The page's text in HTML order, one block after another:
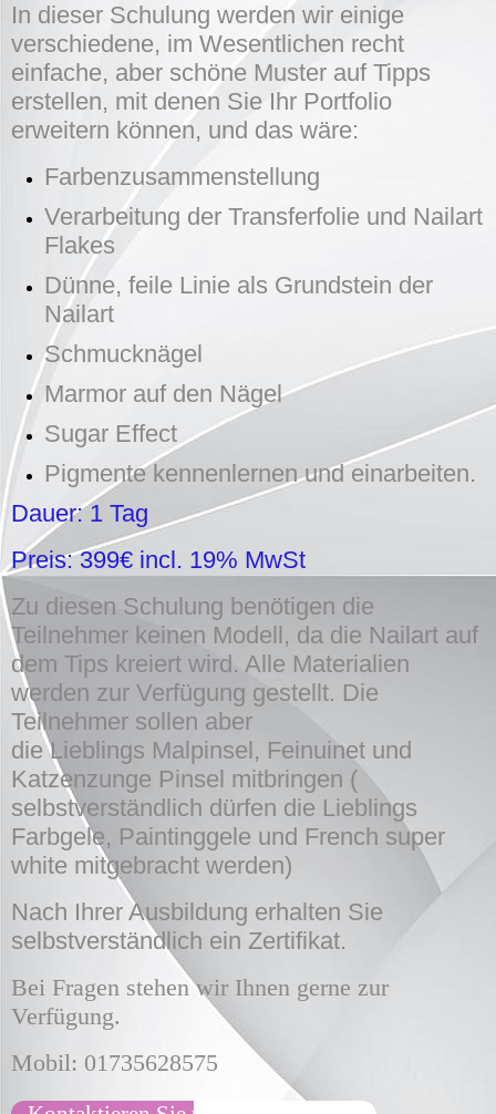
In dieser Schulung werden wir einige
verschiedene, im Wesentlichen recht
einfache, aber schöne Muster auf Tipps
erstellen, mit denen Sie Ihr Portfolio
erweitern können, und das wäre:
Farbenzusammenstellung
Verarbeitung der Transferfolie und Nailart
Flakes
Dünne, feile Linie als Grundstein der
Nailart
Schmucknägel
Marmor auf den Nägel
Sugar Effect
Pigmente kennenlernen und einarbeiten.
Dauer: 1 Tag
Preis: 399€ incl. 19% MwSt
Zu diesen Schulung benötigen die
Teilnehmer keinen Modell, da die Nailart auf
dem Tips kreiert wird. Alle Materialien
werden zur Verfügung gestellt. Die
Teilnehmer sollen aber
die Lieblings Malpinsel, Feinuinet und
Katzenzunge Pinsel mitbringen (
selbstverständlich dürfen die Lieblings
Farbgele, Paintinggele und French super
white mitgebracht werden)
Nach Ihrer Ausbildung erhalten Sie
selbstverständlich ein Zertifikat.
Bei Fragen stehen wir Ihnen gerne zur
Verfügung.
Mobil: 01735628575